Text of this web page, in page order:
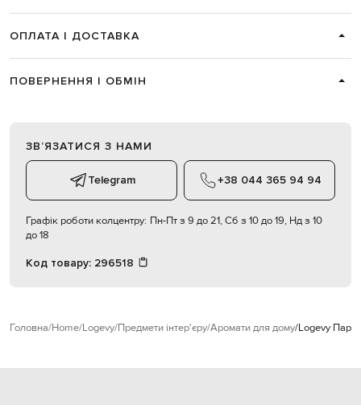
ОПЛАТА І ДОСТАВКА
ПОВЕРНЕННЯ І ОБМІН
ЗВʼЯЗАТИСЯ З НАМИ
Telegram +38 044 365 94 94
Графік роботи колцентру: Пн-Пт з 9 до 21, Сб з 10 до 19, Нд з 10
до 18
Код товару: 296518
Головна Home Logevy Предмети інтер'єру Аромати для дому Logevy